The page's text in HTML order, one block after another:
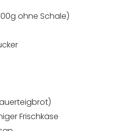
ohne Schale)
Frischkäse